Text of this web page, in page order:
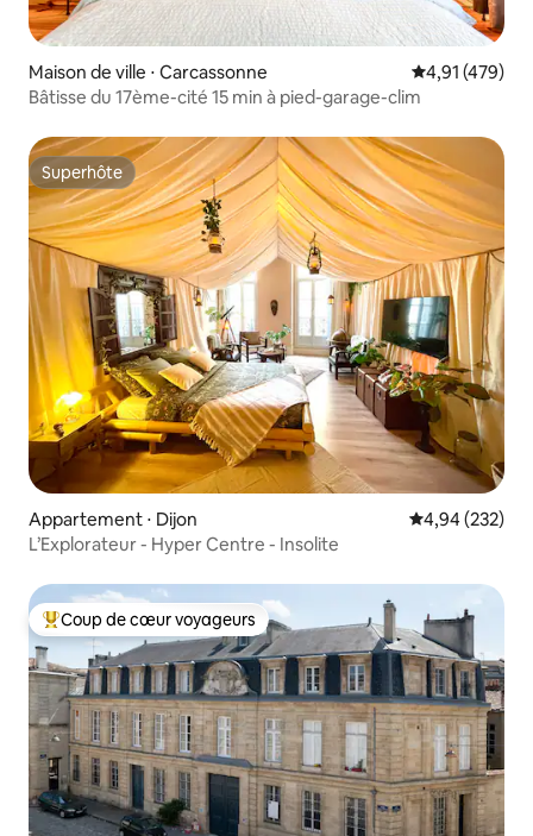
Maison de ville ⋅ Carcassonne Évaluation
4,91 (479)
Bâtisse du 17ème-cité 15 min à pied-garage-clim
Superhôte
Superhôte
Appartement ⋅ Dijon Évaluation
4,94 (232)
L’Explorateur - Hyper Centre - Insolite
Coups de cœur voyageurs les plus appréciés
Coup de cœur voyageurs